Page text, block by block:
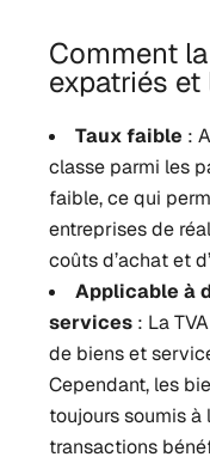
Comment
expatriés
Taux faible :
classe parmi les
faible, ce qui
entreprises de
coûts d’achat et
Applicable à
services : La
de biens et
Cependant, les
toujours soumis à
transactions